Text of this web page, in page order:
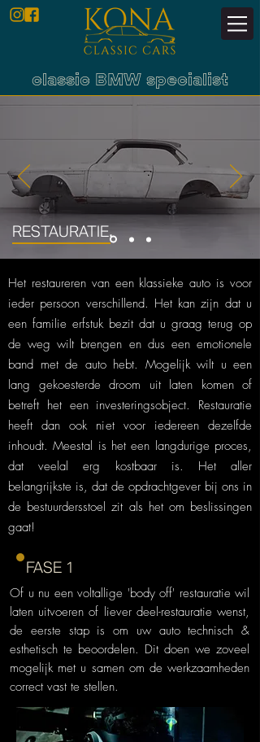
classic BMW specialist
RESTAURATIE.
Het restaureren van een klassieke auto is voor
ieder persoon verschillend. Het kan zijn dat u
een familie erfstuk bezit dat u graag terug op
de weg wilt brengen en dus een emotionele
band met de auto hebt. Mogelijk wilt u een
lang gekoesterde droom uit laten komen of
betreft het een investeringsobject. Restauratie
heeft dan ook niet voor iedereen dezelfde
inhoudt. Meestal is het een langdurige proces,
dat veelal erg kostbaar is. Het aller
belangrijkste is, dat de opdrachtgever bij ons in
de bestuurdersstoel zit als het om beslissingen
gaat!
FASE 1
Of u nu een voltallige 'body off' restauratie wil
laten uitvoeren of liever deel-restauratie wenst,
de eerste stap is om uw auto technisch &
esthetisch te beoordelen. Dit doen we zoveel
mogelijk met u samen om de werkzaamheden
correct vast te stellen.